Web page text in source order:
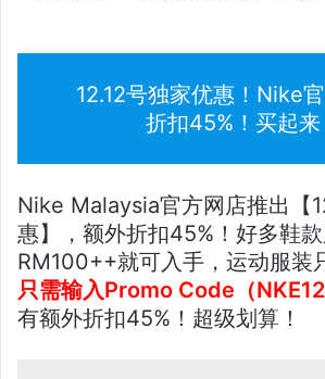
12.12号独家优惠！Nike
折扣45%！买起来
Nike Malaysia官方网店推出【
惠】，额外折扣45%！好多鞋
RM100++就可入手，运动服装
只需输入Promo Code（
有额外折扣45%！超级划算！